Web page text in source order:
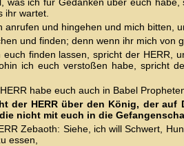
ihr wartet.
anrufen und hingehen und mich bitten,
und finden; denn wenn ihr mich von
finden lassen, spricht der HERR,
ich euch verstoßen habe, spricht
habe euch auch in Babel
der HERR über den König, der
nicht mit euch in die
Zebaoth: Siehe, ich will Schwert,
essen,